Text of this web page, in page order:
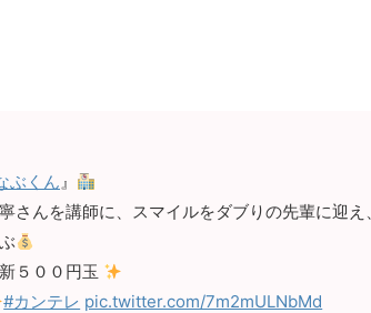
ぶくん』
さんを講師に、スマイルをダブりの先輩に迎え
５００円玉
#カンテレ pic.twitter.com/7m2mULNbMd